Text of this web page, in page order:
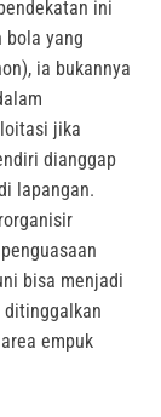
ini
bola yang
ia bukannya
jika
dianggap
lapangan.
bisa menjadi
ditinggalkan
empuk